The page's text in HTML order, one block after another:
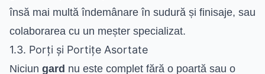
însă mai multă îndemânare în sudură și finisaje, sau
colaborarea cu un meșter specializat.
1.3. Porți și Portițe Asortate
Niciun gard nu este complet fără o poartă sau o